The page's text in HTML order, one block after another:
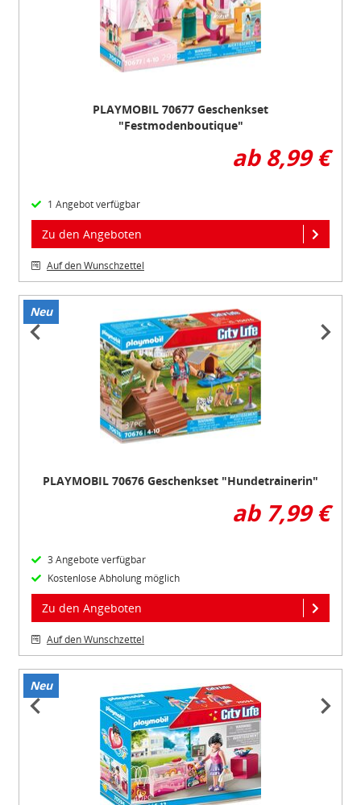
PLAYMOBIL 70677 Geschenkset
"Festmodenboutique"
ab 8,99 €
1 Angebot verfügbar
Zu den Angeboten
Auf den Wunschzettel
Neu
Item
PLAYMOBIL 70676 Geschenkset "Hundetrainerin"
ab 7,99 €
3 Angebote verfügbar
Kostenlose Abholung möglich
Zu den Angeboten
Auf den Wunschzettel
Neu
Item